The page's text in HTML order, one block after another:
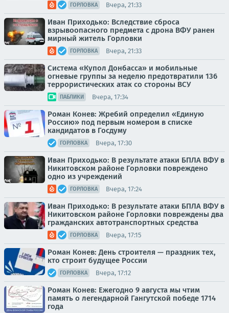
ГОРЛОВКА Вчера, 21:33
Иван Приходько: Вследствие сброса
взрывоопасного предмета с дрона ВФУ ранен
мирный житель Горловки
ГОРЛОВКА Вчера, 21:33
Система «Купол Донбасса» и мобильные
огневые группы за неделю предотвратили 136
террористических атак со стороны ВСУ
ПАБЛИКИ Вчера, 17:34
Роман Конев: Жребий определил «Единую
Россию» под первым номером в списке
кандидатов в Госдуму
ГОРЛОВКА Вчера, 17:30
Иван Приходько: В результате атаки БПЛА ВФУ в
Никитовском районе Горловки повреждено
одно из учреждений
ГОРЛОВКА Вчера, 17:24
Иван Приходько: В результате атаки БПЛА ВФУ в
Никитовском районе Горловки повреждены два
гражданских автотранспортных средства
ГОРЛОВКА Вчера, 17:15
Роман Конев: День строителя — праздник тех,
кто строит будущее России
ГОРЛОВКА Вчера, 17:12
Роман Конев: Ежегодно 9 августа мы чтим
память о легендарной Гангутской победе 1714
года